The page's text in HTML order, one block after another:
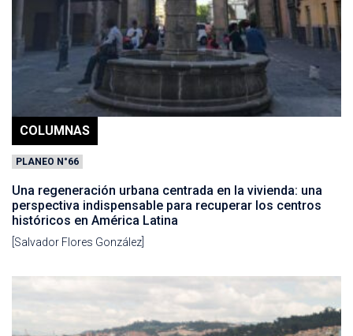
COLUMNAS
PLANEO N°66
Una regeneración urbana centrada en la vivienda: una
perspectiva indispensable para recuperar los centros
históricos en América Latina
[Salvador Flores González]